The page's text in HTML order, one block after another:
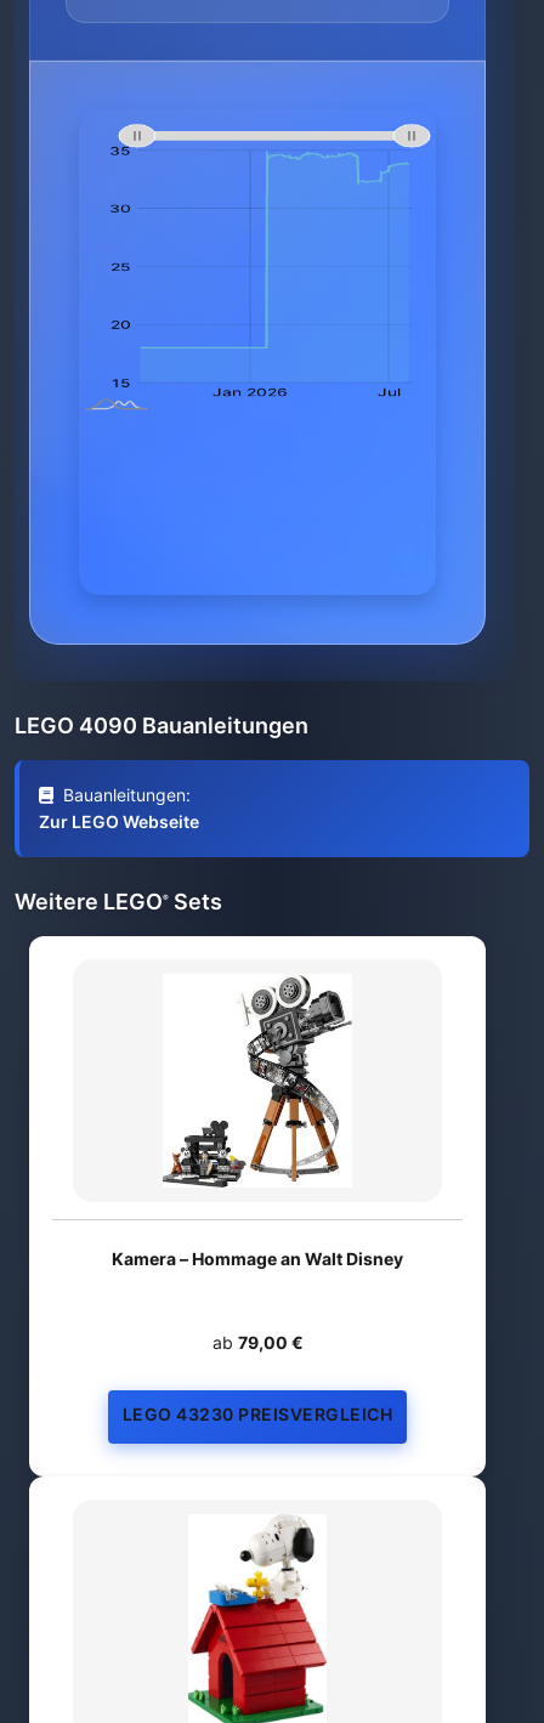
LEGO 4090 Bauanleitungen
Bauanleitungen:
Zur LEGO Webseite
Weitere LEGO® Sets
Kamera – Hommage an Walt Disney
ab 79,00 €
LEGO 43230 PREISVERGLEICH